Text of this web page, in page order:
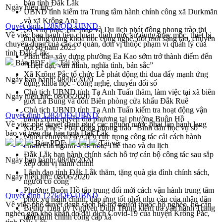
bàn tỉnh Đắk Lắk
UBND tỉnh kiểm tra Trung tâm hành chính công xã Durkmăn
và xã Krông Ana
Sở Văn hóa, Thể thao và Du lịch phát động phong trào thi
đua ứng dụng khoa học công nghệ, đổi mới sáng tạo, chuyển
đổi số năm 2025
Phấn đấu xây dựng phường Ea Kao sớm trở thành điểm đến
“Hiện đại, văn minh, nghĩa tình, bản sắc”
Xã Krông Pắc tổ chức Lễ phát động thi đua đẩy mạnh ứng
dụng khoa học - công nghệ, chuyển đổi số
Chủ tịch UBND tỉnh Tạ Anh Tuấn thăm, làm việc tại xã biên
giới Ea Bung và đồn Biên phòng cửa khẩu Đắk Ruê
Chủ tịch UBND tỉnh Tạ Anh Tuấn kiểm tra hoạt động vận
hành chính quyền địa phương tại phường Buôn Hồ
Xã Ea Phê - Phát động phong trào “Bình dân học vụ số”
Nhiều chuyển biến tích cực trong công tác cải cách hành
chính của ngành Văn hóa, Thể thao và du lịch
Đắk Lắk ban hành chính sách hỗ trợ cán bộ công tác sau sắp
xếp đơn vị hành chính
Lãnh đạo tỉnh Đắk Lắk thăm, tặng quà gia đình chính sách,
người có công
Phường Buôn Hồ tập trung đổi mới cách vận hành trung tâm
phục vụ hành chính, đáp ứng tốt nhất nhu cầu của nhân dân
Bí thư Tỉnh uỷ Nguyễn Đình Trung kiểm tra vận hành Trung
tâm hành chính công cấp xã
Ngày hiệu lực:
Quyết định 1285/QĐ-UBND
Về việc ban hành tiêu chuẩn, định mức sử dụng máy móc, thiết bị
chuyên dùng của các cơ quan, đơn vị thuộc phạm vi quản lý của
tỉnh Đắk Lắk
Bản PDF
Tải về
Ngày ban hành: 08/06/2020
Ngày hiệu lực:08/06/2020
Quyết định 1283/QĐ-UBND
Về việc phê duyệt danh mục các nguồn nước phải lập hành lang
bảo vệ trên địa bàn tỉnh Đắk Lắk
Bản PDF
Tải về
Ngày ban hành:08/06/2020
Ngày hiệu lực:08/06/2020
Quyết định 1276/QĐ-UBND
Về việc phê duyệt danh sách hỗ trợ người thuộc hộ nghèo, hộ cận
nghèo gặp khó khăn do đại dịch Covid-19 của huyện Krông Pắc,